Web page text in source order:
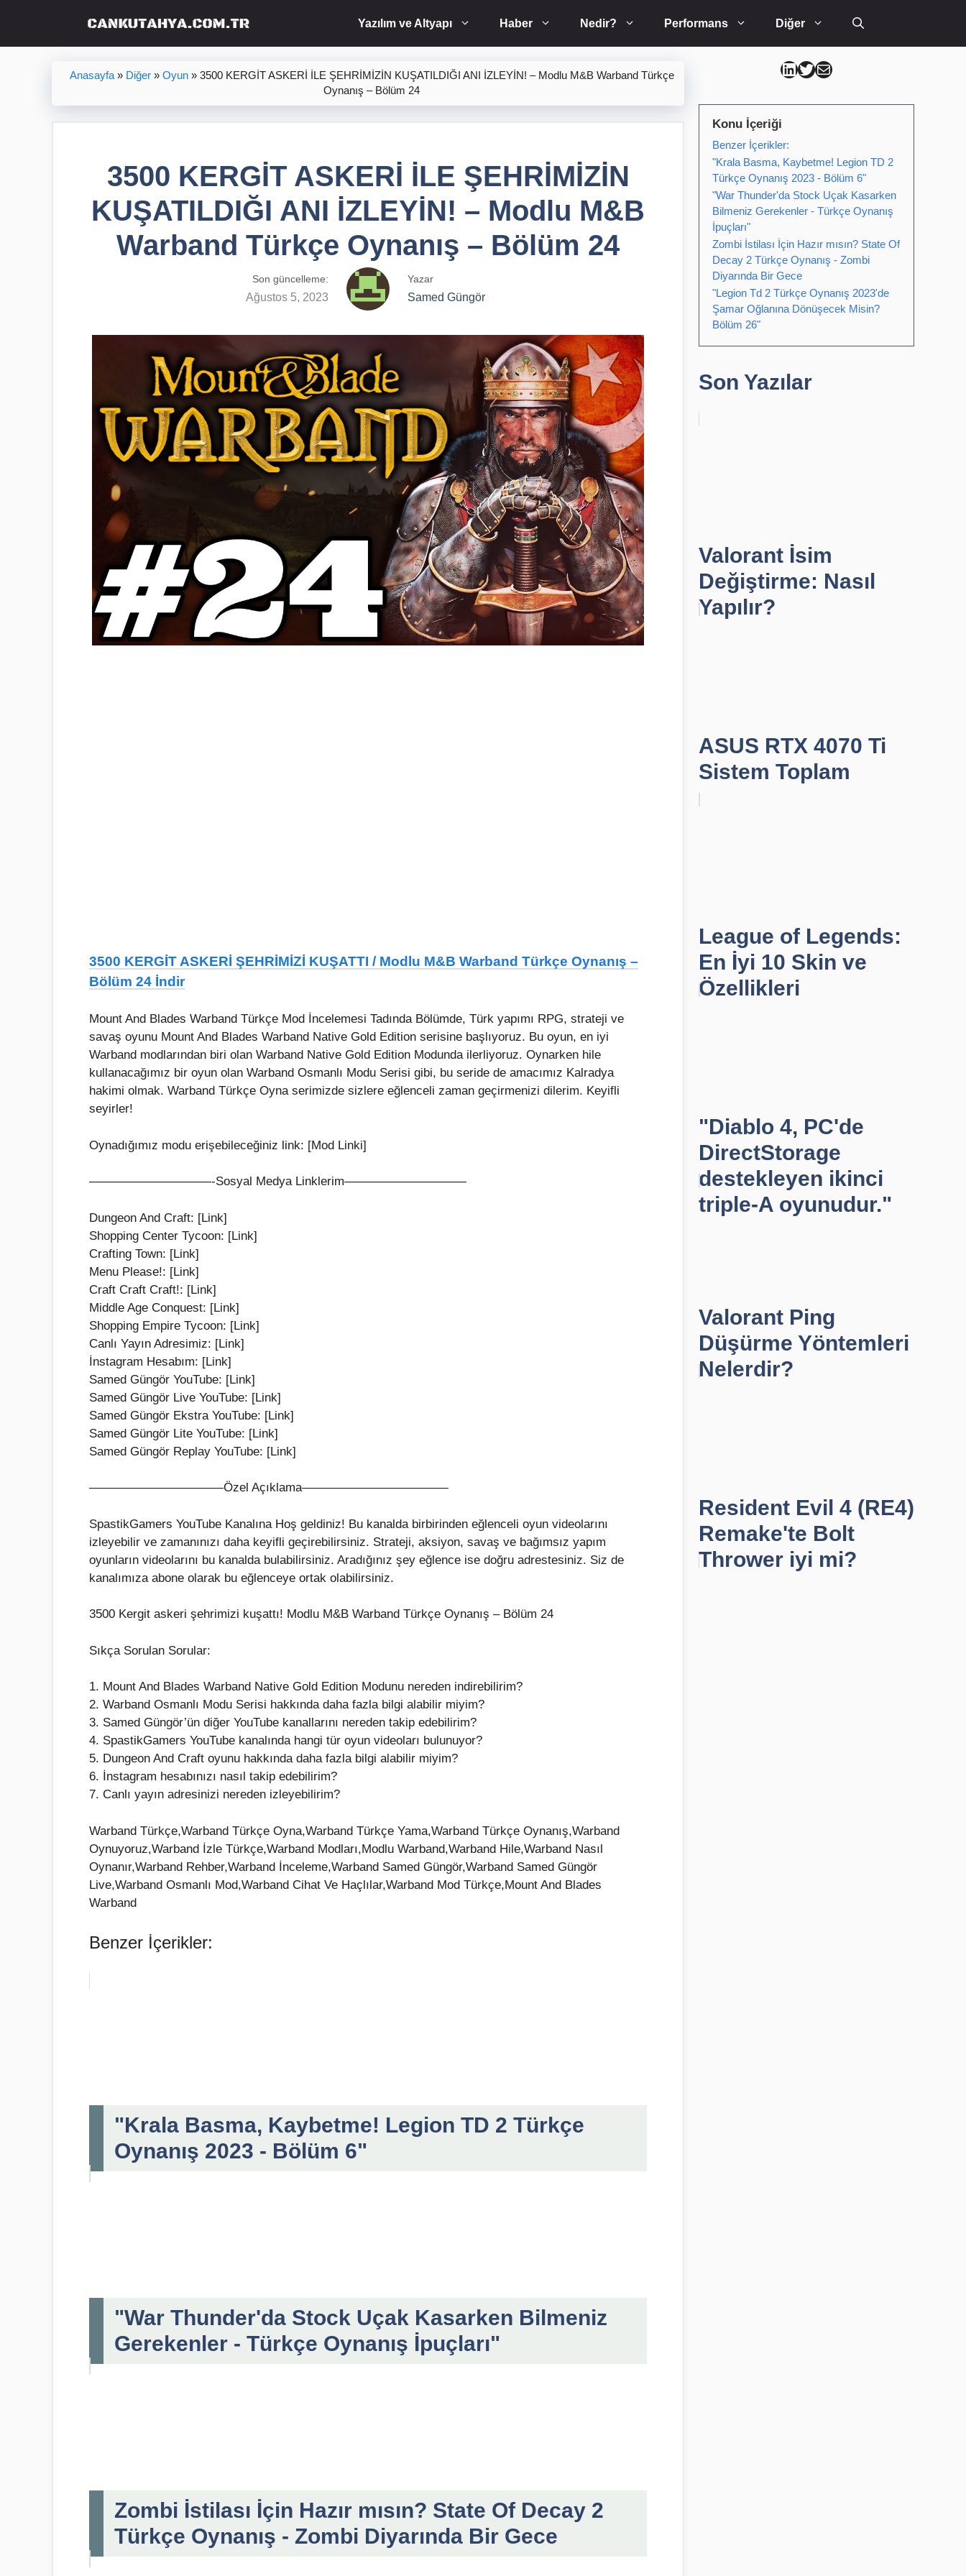
Yazılım ve Altyapı Haber Nedir? Performans Diğer
Anasayfa» Diğer» Oyun» 3500 KERGİT ASKERİ İLE ŞEHRİMİZİN KUŞATILDIĞI ANI İZLEYİN! – Modlu M&B Warband Türkçe
Oynanış – Bölüm 24
3500 KERGİT ASKERİ İLE ŞEHRİMİZİN
KUŞATILDIĞI ANI İZLEYİN! – Modlu M&B
Warband Türkçe Oynanış – Bölüm 24
Son güncelleme:
Ağustos 5, 2023
Yazar
Samed Güngör
3500 KERGİT ASKERİ ŞEHRİMİZİ KUŞATTI / Modlu M&B Warband Türkçe Oynanış –
Bölüm 24 İndir
Mount And Blades Warband Türkçe Mod İncelemesi Tadında Bölümde, Türk yapımı RPG, strateji ve
savaş oyunu Mount And Blades Warband Native Gold Edition serisine başlıyoruz. Bu oyun, en iyi
Warband modlarından biri olan Warband Native Gold Edition Modunda ilerliyoruz. Oynarken hile
kullanacağımız bir oyun olan Warband Osmanlı Modu Serisi gibi, bu seride de amacımız Kalradya
hakimi olmak. Warband Türkçe Oyna serimizde sizlere eğlenceli zaman geçirmenizi dilerim. Keyifli
seyirler!
Oynadığımız modu erişebileceğiniz link: [Mod Linki]
——————————-Sosyal Medya Linklerim——————————
Dungeon And Craft: [Link]
Shopping Center Tycoon: [Link]
Crafting Town: [Link]
Menu Please!: [Link]
Craft Craft Craft!: [Link]
Middle Age Conquest: [Link]
Shopping Empire Tycoon: [Link]
Canlı Yayın Adresimiz: [Link]
İnstagram Hesabım: [Link]
Samed Güngör YouTube: [Link]
Samed Güngör Live YouTube: [Link]
Samed Güngör Ekstra YouTube: [Link]
Samed Güngör Lite YouTube: [Link]
Samed Güngör Replay YouTube: [Link]
———————————Özel Açıklama————————————
SpastikGamers YouTube Kanalına Hoş geldiniz! Bu kanalda birbirinden eğlenceli oyun videolarını
izleyebilir ve zamanınızı daha keyifli geçirebilirsiniz. Strateji, aksiyon, savaş ve bağımsız yapım
oyunların videolarını bu kanalda bulabilirsiniz. Aradığınız şey eğlence ise doğru adrestesiniz. Siz de
kanalımıza abone olarak bu eğlenceye ortak olabilirsiniz.
3500 Kergit askeri şehrimizi kuşattı! Modlu M&B Warband Türkçe Oynanış – Bölüm 24
Sıkça Sorulan Sorular:
1. Mount And Blades Warband Native Gold Edition Modunu nereden indirebilirim?
2. Warband Osmanlı Modu Serisi hakkında daha fazla bilgi alabilir miyim?
3. Samed Güngör’ün diğer YouTube kanallarını nereden takip edebilirim?
4. SpastikGamers YouTube kanalında hangi tür oyun videoları bulunuyor?
5. Dungeon And Craft oyunu hakkında daha fazla bilgi alabilir miyim?
6. İnstagram hesabınızı nasıl takip edebilirim?
7. Canlı yayın adresinizi nereden izleyebilirim?
Warband Türkçe,Warband Türkçe Oyna,Warband Türkçe Yama,Warband Türkçe Oynanış,Warband
Oynuyoruz,Warband İzle Türkçe,Warband Modları,Modlu Warband,Warband Hile,Warband Nasıl
Oynanır,Warband Rehber,Warband İnceleme,Warband Samed Güngör,Warband Samed Güngör
Live,Warband Osmanlı Mod,Warband Cihat Ve Haçlılar,Warband Mod Türkçe,Mount And Blades
Warband
Benzer İçerikler:
"Krala Basma, Kaybetme! Legion TD 2 Türkçe
Oynanış 2023 - Bölüm 6"
"War Thunder'da Stock Uçak Kasarken Bilmeniz
Gerekenler - Türkçe Oynanış İpuçları"
Zombi İstilası İçin Hazır mısın? State Of Decay 2
Türkçe Oynanış - Zombi Diyarında Bir Gece
Can Kütahya Linkedin
Can Kütahya Twitter
Can Kütahya Mail
Konu İçeriği
Benzer İçerikler:
"Krala Basma, Kaybetme! Legion TD 2
Türkçe Oynanış 2023 - Bölüm 6"
"War Thunder'da Stock Uçak Kasarken
Bilmeniz Gerekenler - Türkçe Oynanış
İpuçları"
Zombi İstilası İçin Hazır mısın? State Of
Decay 2 Türkçe Oynanış - Zombi
Diyarında Bir Gece
"Legion Td 2 Türkçe Oynanış 2023'de
Şamar Oğlanına Dönüşecek Misin?
Bölüm 26"
Son Yazılar
Valorant İsim
Değiştirme: Nasıl
Yapılır?
ASUS RTX 4070 Ti
Sistem Toplam
League of Legends:
En İyi 10 Skin ve
Özellikleri
"Diablo 4, PC'de
DirectStorage
destekleyen ikinci
triple-A oyunudur."
Valorant Ping
Düşürme Yöntemleri
Nelerdir?
Resident Evil 4 (RE4)
Remake'te Bolt
Thrower iyi mi?